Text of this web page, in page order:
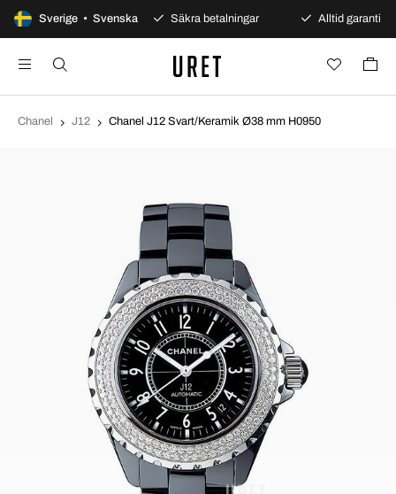
Sverige • Svenska
dagars öppet köp Säkra betalningar Alltid garanti
Chanel J12 Chanel J12 Svart/Keramik Ø38 mm H0950